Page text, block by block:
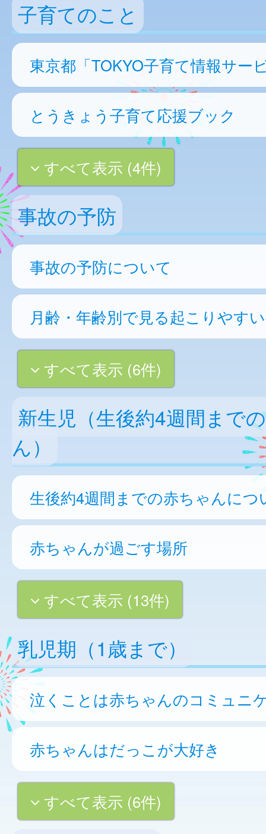
子育てのこと
東京都「TOKYO子育て情報サー
とうきょう子育て応援ブック
すべて表示 (4件)
事故の予防
事故の予防について
月齢・年齢別で見る起こりやす
すべて表示 (6件)
新生児（生後約4週間まで
ん）
生後約4週間までの赤ちゃんにつ
赤ちゃんが過ごす場所
すべて表示 (13件)
乳児期（1歳まで）
泣くことは赤ちゃんのコミュニ
赤ちゃんはだっこが大好き
すべて表示 (6件)